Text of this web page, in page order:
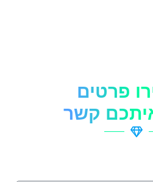
פרטים
איתכם קשר